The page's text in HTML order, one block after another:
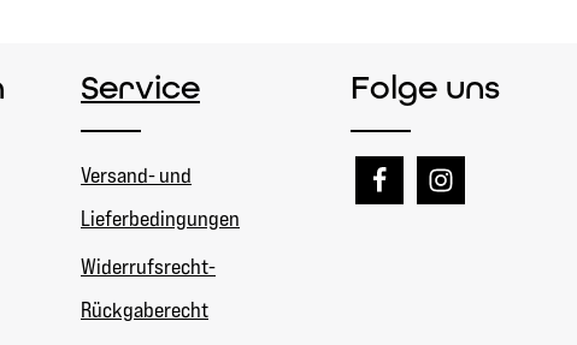
Service
Versand- und
Lieferbedingungen
Widerrufsrecht-
Rückgaberecht
Folge uns